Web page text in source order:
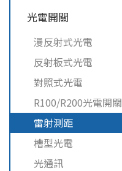
光電開關
漫反射式光電
反射板式光電
對照式光電
R100/R200光電開關
雷射測距
槽型光電
光通訊